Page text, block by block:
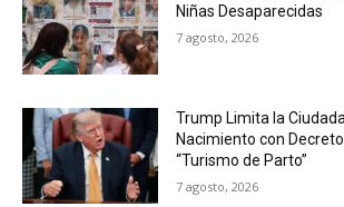
Niñas Desaparecidas
7 agosto, 2026
Trump Limita la
Nacimiento con
“Turismo de Parto”
7 agosto, 2026